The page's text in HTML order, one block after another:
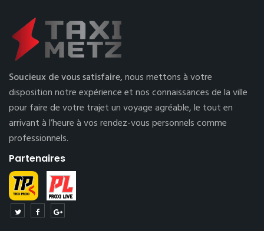
Soucieux de vous satisfaire,nous mettons à votre
disposition notre expérience et nos connaissances de la ville
pour faire de votre trajet un voyage agréable, le tout en
arrivant à l’heure à vos rendez-vous personnels comme
professionnels.
Partenaires